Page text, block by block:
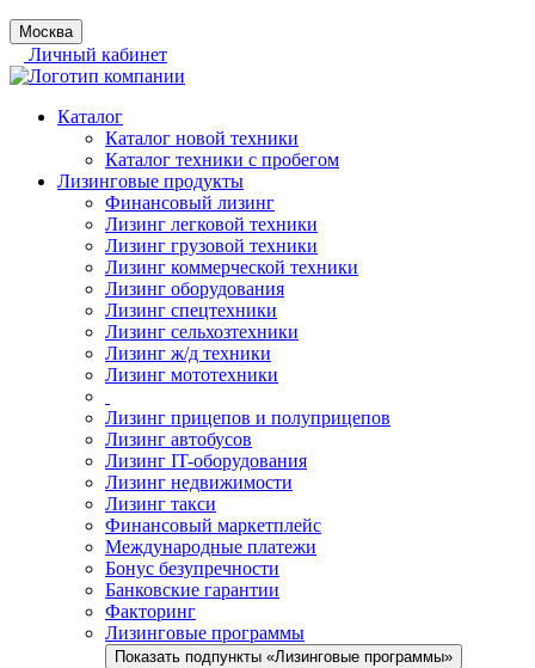
Москва
Личный кабинет
Каталог
Каталог новой техники
Каталог техники с пробегом
Лизинговые продукты
Финансовый лизинг
Лизинг легковой техники
Лизинг грузовой техники
Лизинг коммерческой техники
Лизинг оборудования
Лизинг спецтехники
Лизинг сельхозтехники
Лизинг ж/д техники
Лизинг мототехники
Лизинг прицепов и полуприцепов
Лизинг автобусов
Лизинг IT-оборудования
Лизинг недвижимости
Лизинг такси
Финансовый маркетплейс
Международные платежи
Бонус безупречности
Банковские гарантии
Факторинг
Лизинговые программы
Показать подпункты «Лизинговые программы»